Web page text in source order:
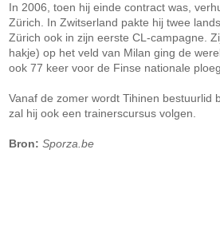
In 2006, toen hij einde contract was,
Zürich. In Zwitserland pakte hij twee
Zürich ook in zijn eerste CL-campagne.
hakje) op het veld van Milan ging de
ook 77 keer voor de Finse nationale ploeg.
Vanaf de zomer wordt Tihinen bestuurlid
zal hij ook een trainerscursus volgen.
Bron: Sporza.be